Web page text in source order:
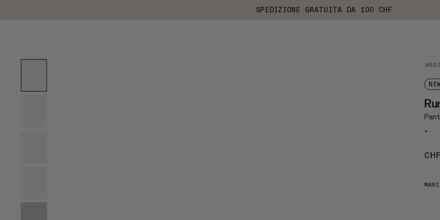
SPEDIZIONE GRATUITA DA 100 CHF
+